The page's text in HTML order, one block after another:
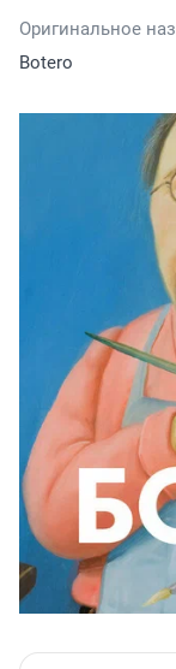
Оригинальное
Botero